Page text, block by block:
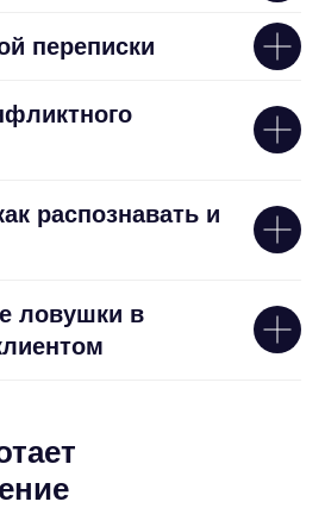
переписки
распознавать и
ловушки в